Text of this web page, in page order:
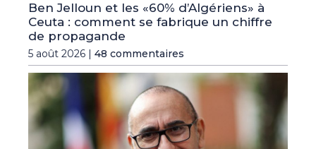
Ben Jelloun et les «60% d’Algériens» à
Ceuta : comment se fabrique un chiffre
de propagande
5 août 2026 | 48 commentaires